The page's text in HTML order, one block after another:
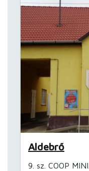
Aldebrő
9. sz. COOP MINI...